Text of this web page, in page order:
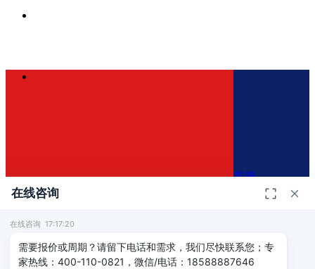
400-110-0821
客服
在线咨询
在线咨询 17:17:20
需要报价或周期？请留下电话和需求，我们尽快联系您；专
家热线：400-110-0821，微信/电话：18588887646